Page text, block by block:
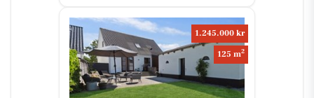
1.245.000 kr
125 m2